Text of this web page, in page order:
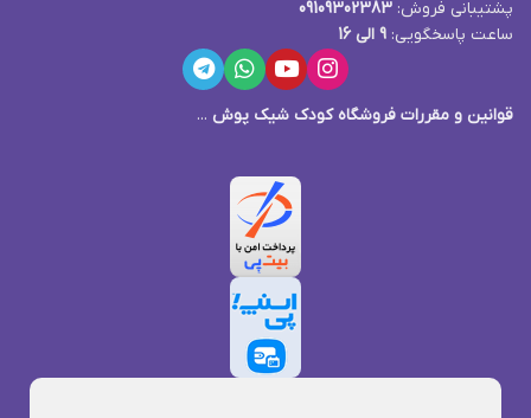
پشتیبانی فروش: 09109302383
ساعت پاسخگویی: 9 الی 16
قوانین و مقررات فروشگاه کودک شیک پوش ...